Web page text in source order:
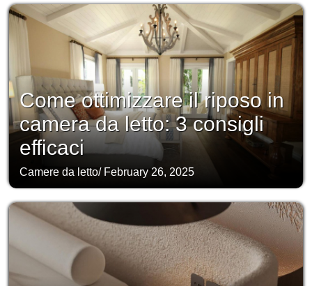
Come ottimizzare il riposo in
camera da letto: 3 consigli
efficaci
Camere da letto/ February 26, 2025